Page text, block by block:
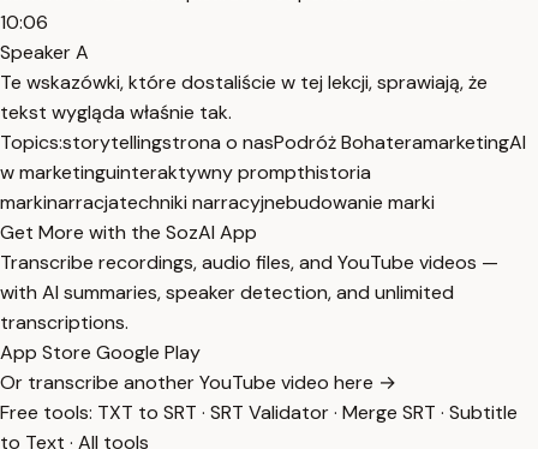
10:06
Speaker A
Te wskazówki, które dostaliście w tej lekcji, sprawiają, że
tekst wygląda właśnie tak.
Topics:storytellingstrona o nasPodróż BohateramarketingAI
w marketinguinteraktywny prompthistoria
markinarracjatechniki narracyjnebudowanie marki
Get More with the SozAI App
Transcribe recordings, audio files, and YouTube videos —
with AI summaries, speaker detection, and unlimited
transcriptions.
App Store Google Play
Or transcribe another YouTube video here →
Free tools: TXT to SRT · SRT Validator· Merge SRT · Subtitle
to Text · All tools